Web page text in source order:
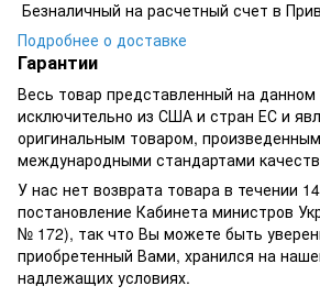
​​​​Безналичный на расчетный счет в
Подробнее о доставке
Гарантии
Весь товар представленный на данном
исключительно из США и стран ЕС и
оригинальным товаром,
международными стандартами
У нас нет возврата товара в течении
постановление Кабинета министров
№ 172), так что Вы можете быть
приобретенный Вами, хранился на
надлежащих условиях.